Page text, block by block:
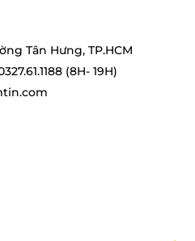
Tân Hưng, TP.HCM
(8H- 19H)